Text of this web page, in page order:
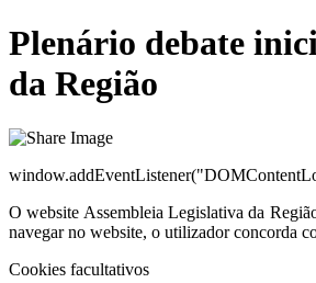
Plenário debate
da Região
O website Assembleia Legislativa da
navegar no website, o utilizador concorda
Cookies facultativos